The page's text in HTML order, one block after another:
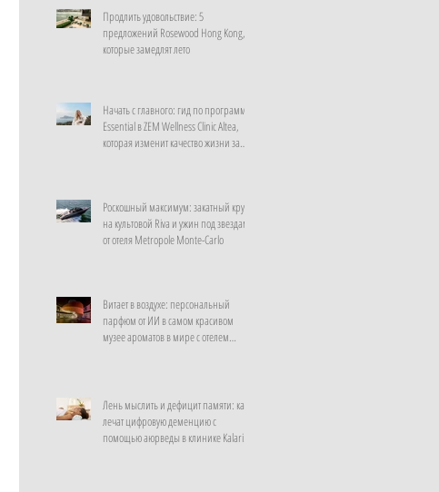
Продлить удовольствие: 5
предложений Rosewood Hong Kong,
которые замедлят лето
Начать с главного: гид по программе
Essential в ZEM Wellness Clinic Altea,
которая изменит качество жизни за
Роскошный максимум: закатный круиз
на культовой Riva и ужин под звездами
от отеля Metropole Monte-Carlo
Витает в воздухе: персональный
парфюм от ИИ в самом красивом
музее ароматов в мире с отелем
Лень мыслить и дефицит памяти: как
лечат цифровую деменцию с
помощью аюрведы в клинике Kalari